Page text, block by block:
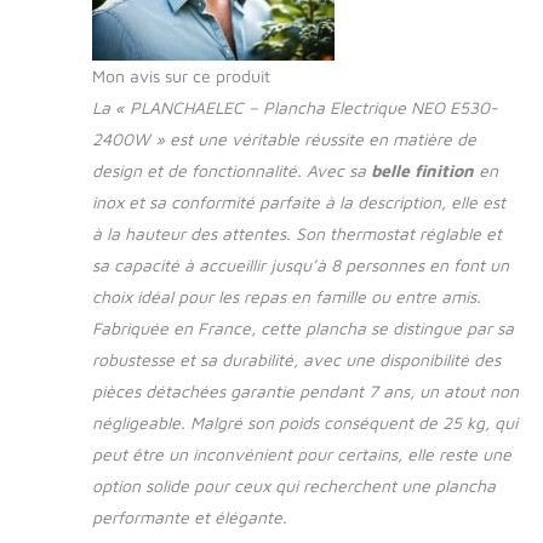
appareil solide et
durable. Plaque de
inox alimentaire
PRATIQUE : La
plancha est d'une
puissance de
2400W. Elle dispose
de 2 zones de
chauffe et de 2
thermostats pouvant
aller de 50° à 300°.
Son bol de
récupération des jus
est amovible et
permet un nettoyage
facile. POUR UNE
Mon avis sur ce produit
La « PLANCHAELEC – Plancha Electrique NEO E530-
2400W » est une véritable réussite en matière de
design et de fonctionnalité. Avec sa belle finition en
inox et sa conformité parfaite à la description, elle est
à la hauteur des attentes. Son thermostat réglable et
sa capacité à accueillir jusqu’à 8 personnes en font un
choix idéal pour les repas en famille ou entre amis.
Fabriquée en France, cette plancha se distingue par sa
robustesse et sa durabilité, avec une disponibilité des
pièces détachées garantie pendant 7 ans, un atout non
négligeable. Malgré son poids conséquent de 25 kg, qui
peut être un inconvénient pour certains, elle reste une
option solide pour ceux qui recherchent une plancha
performante et élégante.